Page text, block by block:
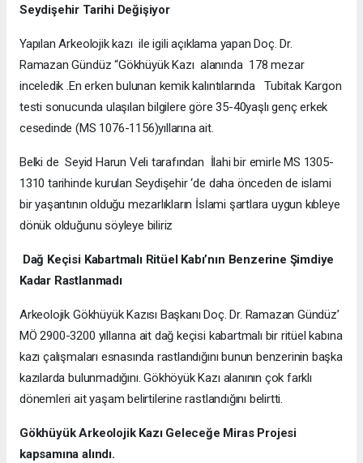
Seydişehir Tarihi Değişiyor
Yapılan Arkeolojik kazı ile igili açıklama yapan Doç. Dr.
Ramazan Gündüz “Gökhüyük Kazı alanında 178 mezar
inceledik .En erken bulunan kemik kalıntılarında Tubitak Kargon
testi sonucunda ulaşılan bilgilere göre 35-40yaşlı genç erkek
cesedinde (MS 1076-1156)yıllarına ait.
Belki de Seyid Harun Veli tarafından İlahi bir emirle MS 1305-
1310 tarihinde kurulan Seydişehir ‘de daha önceden de islami
bir yaşantının olduğu mezarlıkların İslami şartlara uygun kıbleye
dönük olduğunu söyleye biliriz
Dağ Keçisi Kabartmalı Ritüel Kabı’nın Benzerine Şimdiye
Kadar Rastlanmadı
Arkeolojik Gökhüyük Kazısı Başkanı Doç. Dr. Ramazan Gündüz’
MÖ 2900-3200 yıllarına ait dağ keçisi kabartmalı bir ritüel kabına
kazı çalışmaları esnasında rastlandığını bunun benzerinin başka
kazılarda bulunmadığını. Gökhöyük Kazı alanının çok farklı
dönemleri ait yaşam belirtilerine rastlandığını belirtti.
Gökhüyük Arkeolojik Kazı Geleceğe Miras Projesi
kapsamına alındı.